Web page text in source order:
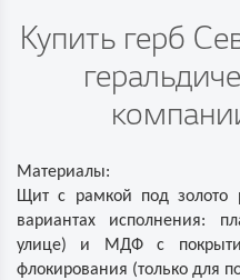
Купить герб
Материалы:
Щит с рамкой под
вариантах исполнения:
улице) и МДФ с
флокирования (только для